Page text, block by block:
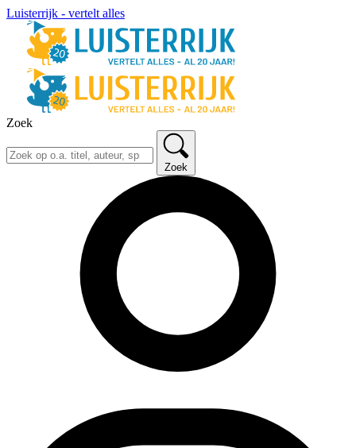
Luisterrijk - vertelt alles
Zoek
Zoek